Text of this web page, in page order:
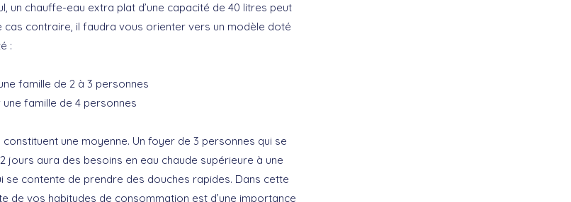
un chauffe-eau extra plat d’une capacité de 40 litres peut
cas contraire, il faudra vous orienter vers un modèle doté
:
famille de 2 à 3 personnes
famille de 4 personnes
une moyenne. Un foyer de 3 personnes qui se
jours aura des besoins en eau chaude supérieure à une
se contente de prendre des douches rapides. Dans cette
de vos habitudes de consommation est d’une importance